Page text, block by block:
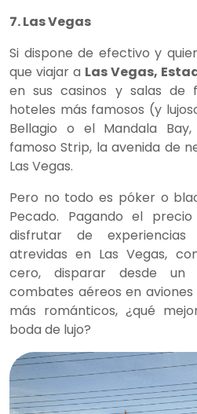
7. Las Vegas
Si dispone de efectivo y
que viajar a Las Vegas,
en sus casinos y salas de
hoteles más famosos (y
Bellagio o el Mandala
famoso Strip, la avenida de
Las Vegas.
Pero no todo es póker o
Pecado. Pagando el
disfrutar de
atrevidas en Las Vegas,
cero, disparar desde
combates aéreos en
más románticos, ¿qué
boda de lujo?